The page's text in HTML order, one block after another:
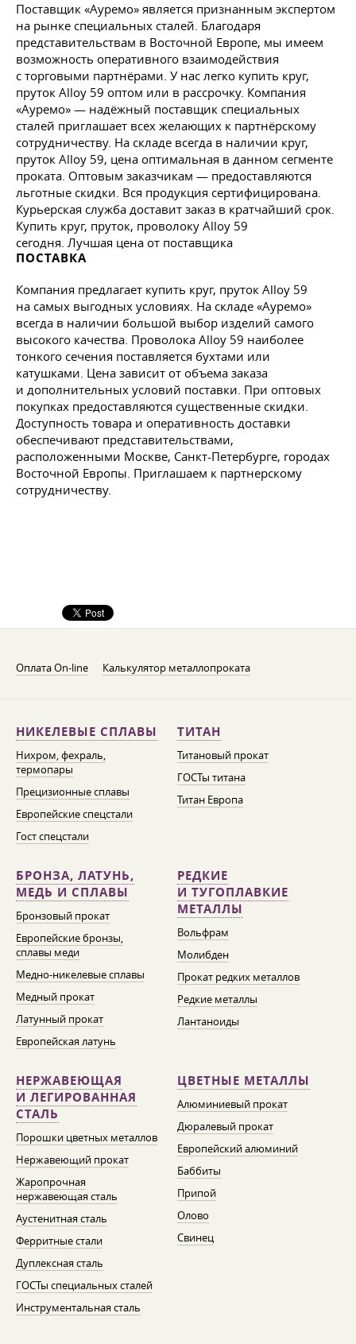
Поставщик «Ауремо» является признанным экспертом
на рынке специальных сталей. Благодаря
представительствам в Восточной Европе, мы имеем
возможность оперативного взаимодействия
с торговыми партнёрами. У нас легко купить круг,
пруток Alloy 59 оптом или в рассрочку. Компания
«Ауремо» — надёжный поставщик специальных
сталей приглашает всех желающих к партнёрскому
сотрудничеству. На складе всегда в наличии круг,
пруток Alloy 59, цена оптимальная в данном сегменте
проката. Оптовым заказчикам — предоставляются
льготные скидки. Вся продукция сертифицирована.
Курьерская служба доставит заказ в кратчайший срок.
Купить круг, пруток, проволоку Alloy 59
сегодня. Лучшая цена от поставщика
ПОСТАВКА
Компания предлагает купить круг, пруток Alloy 59
на самых выгодных условиях. На складе «Ауремо»
всегда в наличии большой выбор изделий самого
высокого качества. Проволока Alloy 59 наиболее
тонкого сечения поставляется бухтами или
катушками. Цена зависит от объема заказа
и дополнительных условий поставки. При оптовых
покупках предоставляются существенные скидки.
Доступность товара и оперативность доставки
обеспечивают представительствами,
расположенными Москве, Санкт-Петербурге, городах
Восточной Европы. Приглашаем к партнерскому
сотрудничеству.
Оплата On-line Калькулятор металлопроката
НИКЕЛЕВЫЕ СПЛАВЫ
Нихром, фехраль,
термопары
Прецизионные сплавы
Европейские спецстали
Гост спецстали
ТИТАН
Титановый прокат
ГОСТы титана
Титан Европа
БРОНЗА, ЛАТУНЬ,
МЕДЬ И СПЛАВЫ
Бронзовый прокат
Европейские бронзы,
сплавы меди
Медно-никелевые сплавы
Медный прокат
Латунный прокат
Европейская латунь
РЕДКИЕ
И ТУГОПЛАВКИЕ
МЕТАЛЛЫ
Вольфрам
Молибден
Прокат редких металлов
Редкие металлы
Лантаноиды
НЕРЖАВЕЮЩАЯ
И ЛЕГИРОВАННАЯ
СТАЛЬ
Порошки цветных металлов
Нержавеющий прокат
Жаропрочная
нержавеющая сталь
Аустенитная сталь
Ферритные стали
Дуплексная сталь
ГОСТы специальных сталей
Инструментальная сталь
ЦВЕТНЫЕ МЕТАЛЛЫ
Алюминиевый прокат
Дюралевый прокат
Европейский алюминий
Баббиты
Припой
Олово
Свинец